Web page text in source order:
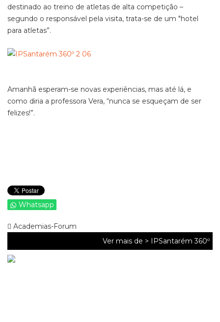
destinado ao treino de atletas de alta competição –
segundo o responsável pela visita, trata-se de um "hotel
para atletas”.
Amanhã esperam-se novas experiências, mas até lá, e
como diria a professora Vera, “nunca se esqueçam de ser
felizes!”.
Whatsapp
Academias-Forum
Ver mais de > IPSantarém 360º